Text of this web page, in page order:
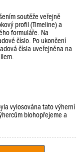
soutěže veřejně
profil (Timeline) a
formuláře. Na
číslo. Po ukončení
čísla uveřejněna na
vylosována tato výherní
blohopřejeme a